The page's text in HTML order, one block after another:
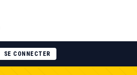
SE CONNECTER